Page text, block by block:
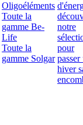
Oligoéléments
Toute la
gamme Be-
Life
Toute la
gamme Solgar